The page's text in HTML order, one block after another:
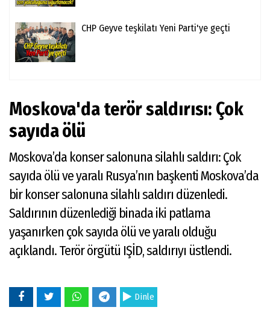
CHP Geyve teşkilatı Yeni Parti'ye geçti
Moskova'da terör saldırısı: Çok
sayıda ölü
Moskova’da konser salonuna silahlı saldırı: Çok
sayıda ölü ve yaralı Rusya’nın başkenti Moskova’da
bir konser salonuna silahlı saldırı düzenledi.
Saldırının düzenlediği binada iki patlama
yaşanırken çok sayıda ölü ve yaralı olduğu
açıklandı. Terör örgütü IŞİD, saldırıyı üstlendi.
Dinle